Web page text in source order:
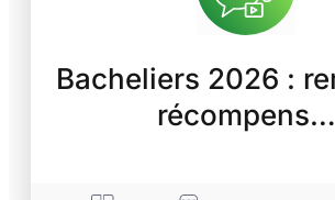
Bacheliers 2026 :
récompens…